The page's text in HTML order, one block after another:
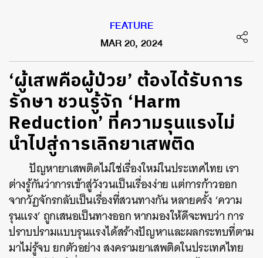
FEATURE
MAR 20, 2024
‘ผู้เสพคือผู้ป่วย’ ต้องได้รับการ
รักษา ชวนรู้จัก ‘Harm
Reduction’ ที่ความรุนแรงไม่
นำไปสู่การเลิกยาเสพติด
ปัญหายาเสพติดไม่ใช่เรื่องใหม่ในประเทศไทย เรา
ต่างรู้กันว่าการเข้าสู่วังวนเป็นเรื่องง่าย แต่การก้าวออก
จากวัฏจักรกลับเป็นเรื่องที่สวนทางกัน หลายครั้ง ‘ความ
รุนแรง’ ถูกเสนอเป็นทางออก หากมองให้ดีจะพบว่า การ
ปราบปรามแบบรุนแรงได้สร้างปัญหาและผลกระทบที่ตาม
มาไม่รู้จบ ยกตัวอย่าง สงครามยาเสพติดในประเทศไทย